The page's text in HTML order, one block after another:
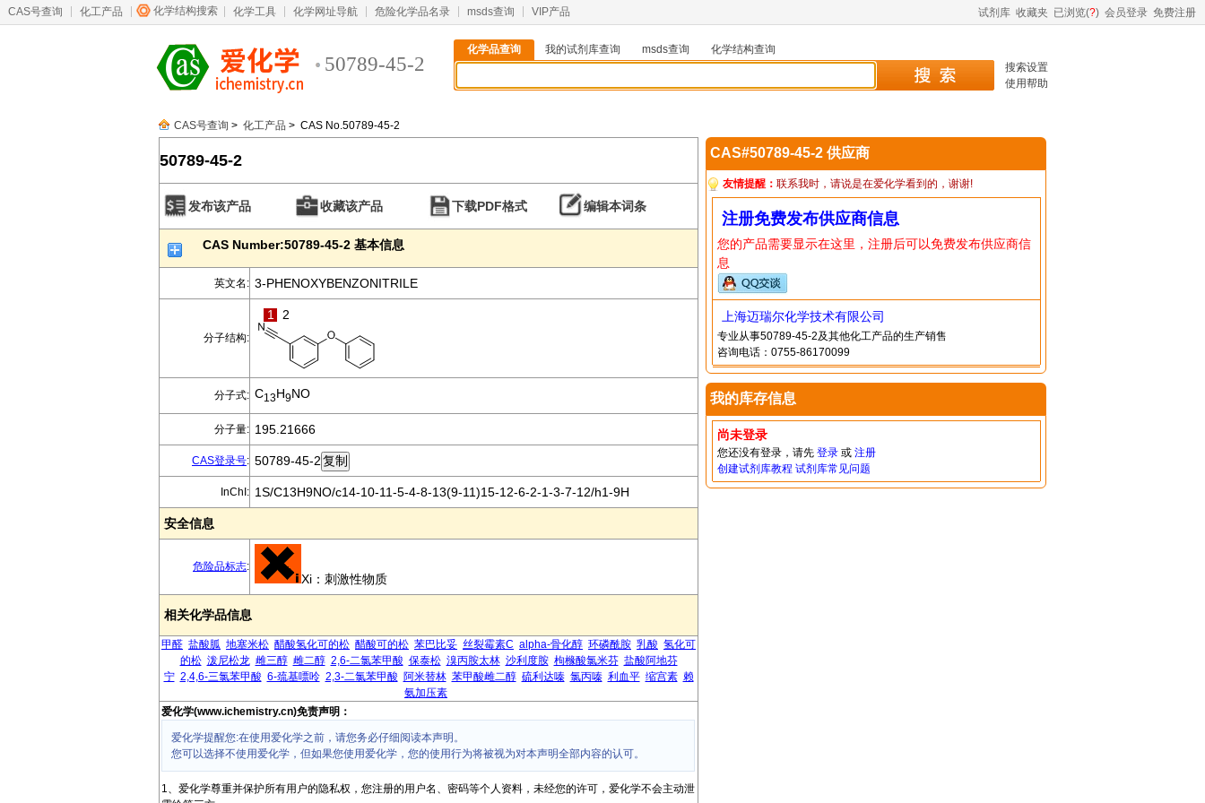
CAS号查询 化工产品 化学结构搜索 化学工具 化学网址导航 危险化学品名录 msds查询 VIP产品 试剂库 收藏夹 已浏览(?) 会员登录 免费注册
50789-45-2
化学品查询 我的试剂库查询 msds查询
化学结构查询
搜索设置
使用帮助
CAS号查询 > 化工产品 > CAS No.50789-45-2
50789-45-2
发布该产品 收藏该产品 下载PDF格式 编辑本词条
CAS Number:50789-45-2 基本信息
英文名: 3-PHENOXYBENZONITRILE
分子结构:
1 2
分子式: C13H9NO
分子量: 195.21666
CAS登录号: 50789-45-2
InChI: 1S/C13H9NO/c14-10-11-5-4-8-13(9-11)15-12-6-2-1-3-7-12/h1-9H
安全信息
危险品标志:
Xi：刺激性物质
相关化学品信息
甲醛 盐酸胍 地塞米松 醋酸氢化可的松 醋酸可的松 苯巴比妥 丝裂霉素C alpha-骨化醇 环磷酰胺 乳酸 氢化可
的松 泼尼松龙 雌三醇 雌二醇 2,6-二氯苯甲酸 保泰松 溴丙胺太林 沙利度胺 枸橼酸氯米芬 盐酸阿地芬
宁 2,4,6-三氯苯甲酸 6-巯基嘌呤 2,3-二氯苯甲酸 阿米替林 苯甲酸雌二醇 硫利达嗪 氯丙嗪 利血平 缩宫素 赖
氨加压素
爱化学(www.ichemistry.cn)免责声明：
爱化学提醒您:在使用爱化学之前，请您务必仔细阅读本声明。
您可以选择不使用爱化学，但如果您使用爱化学，您的使用行为将被视为对本声明全部内容的认可。
1、爱化学尊重并保护所有用户的隐私权，您注册的用户名、密码等个人资料，未经您的许可，爱化学不会主动泄
CAS#50789-45-2 供应商
友情提醒： 联系我时，请说是在爱化学看到的，谢谢!
注册免费发布供应商信息
您的产品需要显示在这里，注册后可以免费发布供应商信
息
上海迈瑞尔化学技术有限公司
专业从事50789-45-2及其他化工产品的生产销售
咨询电话：0755-86170099
我的库存信息
尚未登录
您还没有登录，请先 登录或 注册
创建试剂库教程 试剂库常见问题